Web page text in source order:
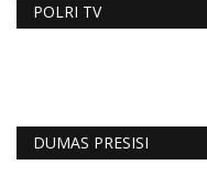
POLRI TV
DUMAS PRESISI